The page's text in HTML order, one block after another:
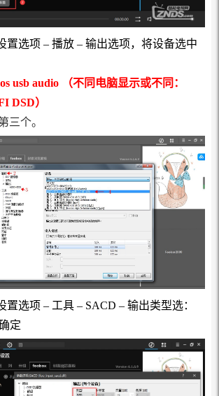
置选项 – 播放 – 输出选项，将设备选中
usb audio （不同电脑显示或不同：
DSD）
三个。
置选项 – 工具 – SACD – 输出类型选：
定